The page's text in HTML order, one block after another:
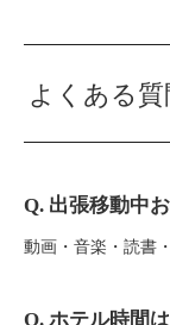
よくある質
Q. 出張移動中
動画・音楽・読書
Q. ホテル時間